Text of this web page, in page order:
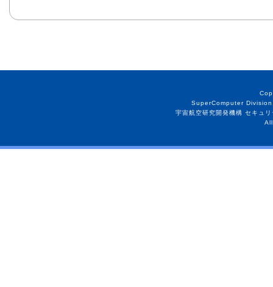
SuperComputer
宇宙航空研究開発機構 セキュ